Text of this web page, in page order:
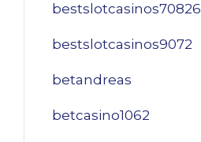
bestslotcasinos70826
bestslotcasinos9072
betandreas
betcasino1062